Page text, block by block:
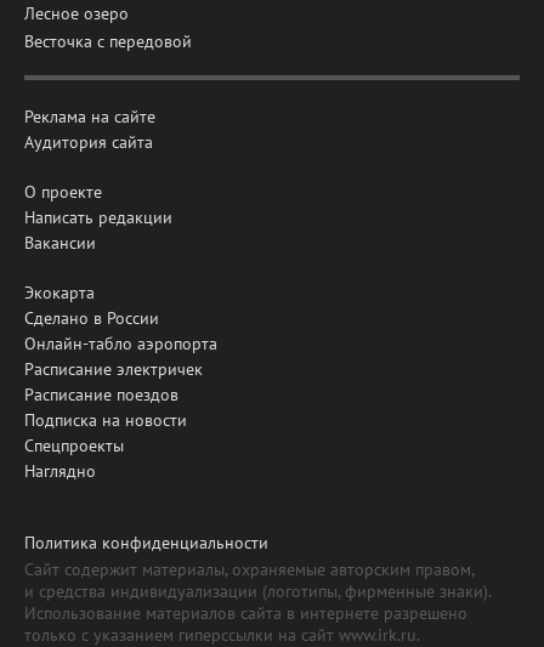
Лесное озеро
Весточка с передовой
Реклама на сайте
Аудитория сайта
О проекте
Написать редакции
Вакансии
Экокарта
Сделано в России
Онлайн-табло аэропорта
Расписание электричек
Расписание поездов
Подписка на новости
Спецпроекты
Наглядно
Политика конфиденциальности
Сайт содержит материалы, охраняемые авторским правом,
и средства индивидуализации (логотипы, фирменные знаки).
Использование материалов сайта в интернете разрешено
только с указанием гиперссылки на сайт www.irk.ru.